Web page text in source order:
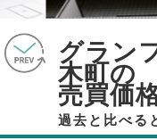
グラン
木町の
売買価
過去と比べる